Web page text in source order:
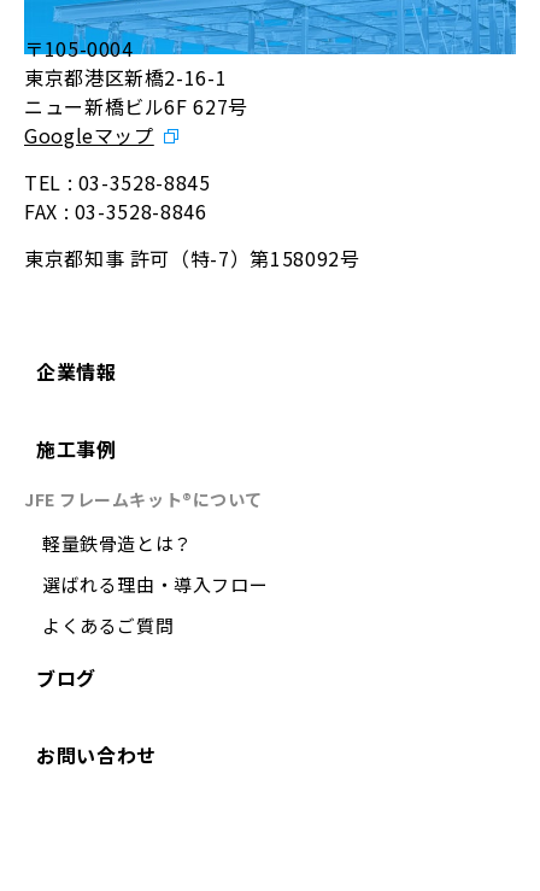
〒105-0004
東京都港区新橋2-16-1
ニュー新橋ビル6F 627号
Googleマップ
TEL : 03-3528-8845
FAX : 03-3528-8846
東京都知事 許可（特-7）第158092号
企業情報
施工事例
JFE フレームキット®について
軽量鉄骨造とは？
選ばれる理由・導入フロー
よくあるご質問
ブログ
お問い合わせ